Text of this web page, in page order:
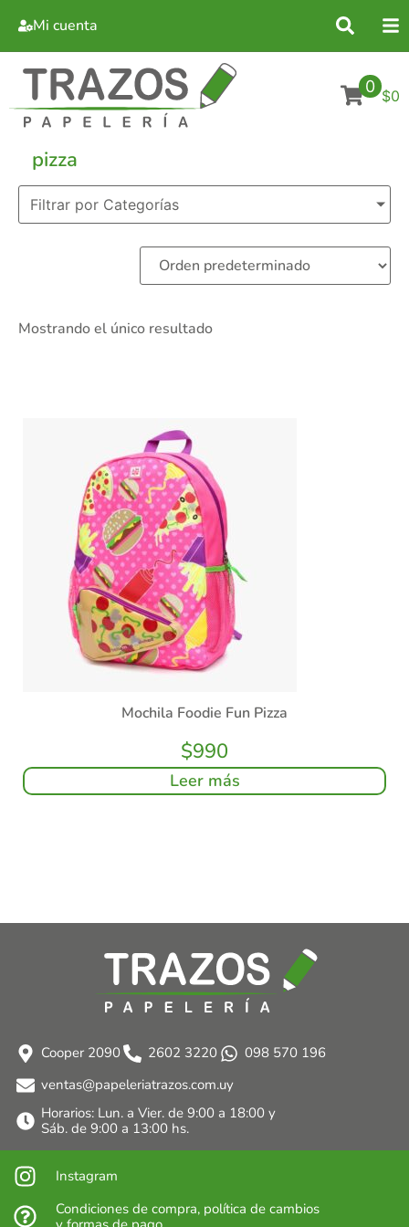
Mi cuenta
0 $0
pizza
Filtrar por Categorías
Mostrando el único resultado
Mochila Foodie Fun Pizza
$990
Leer más
Cooper 2090 2602 3220
098 570 196
ventas@papeleriatrazos.com.uy
Horarios: Lun. a Vier. de 9:00 a 18:00 y
Sáb. de 9:00 a 13:00 hs.
Instagram
Condiciones de compra, política de cambios